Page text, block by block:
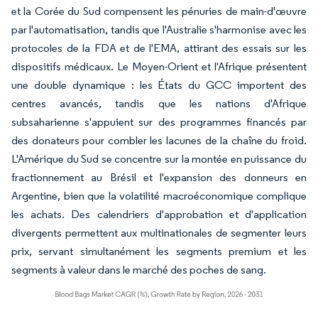
et la Corée du Sud compensent les pénuries de main-d'œuvre
par l'automatisation, tandis que l'Australie s'harmonise avec les
protocoles de la FDA et de l'EMA, attirant des essais sur les
dispositifs médicaux. Le Moyen-Orient et l'Afrique présentent
une double dynamique : les États du GCC importent des
centres avancés, tandis que les nations d'Afrique
subsaharienne s'appuient sur des programmes financés par
des donateurs pour combler les lacunes de la chaîne du froid.
L'Amérique du Sud se concentre sur la montée en puissance du
fractionnement au Brésil et l'expansion des donneurs en
Argentine, bien que la volatilité macroéconomique complique
les achats. Des calendriers d'approbation et d'application
divergents permettent aux multinationales de segmenter leurs
prix, servant simultanément les segments premium et les
segments à valeur dans le marché des poches de sang.